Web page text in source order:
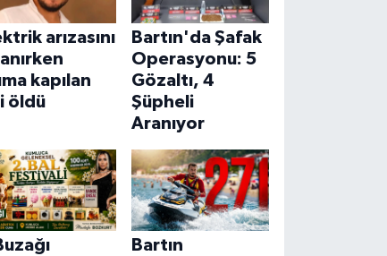
arızasını
kapılan
öldü
Bartın'da Şafak
Operasyonu: 5
Gözaltı, 4
Şüpheli
Aranıyor
Bartın